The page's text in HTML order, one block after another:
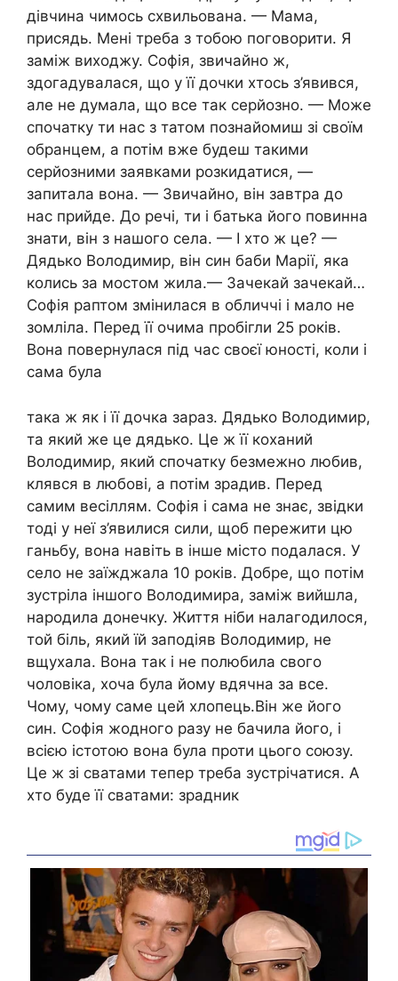
дівчина чимось схвильована. — Мама,
присядь. Мені треба з тобою поговорити. Я
заміж виходжу. Софія, звичайно ж,
здогадувалася, що у її дочки хтось з’явився,
але не думала, що все так серйозно. — Може
спочатку ти нас з татом познайомиш зі своїм
обранцем, а потім вже будеш такими
серйозними заявками розкидатися, —
запитала вона. — Звичайно, він завтра до
нас прийде. До речі, ти і батька його повинна
знати, він з нашого села. — І хто ж це? —
Дядько Володимир, він син баби Марії, яка
колись за мостом жила.— Зачекай зачекай…
Софія раптом змінилася в обличчі і мало не
зомліла. Перед її очима пробігли 25 років.
Вона повернулася під час своєї юності, коли і
сама була
така ж як і її дочка зараз. Дядько Володимир,
та який же це дядько. Це ж її коханий
Володимир, який спочатку безмежно любив,
клявся в любові, а потім зрадив. Перед
самим весіллям. Софія і сама не знає, звідки
тоді у неї з’явилися сили, щоб пережити цю
ганьбу, вона навіть в інше місто подалася. У
село не заїжджала 10 років. Добре, що потім
зустріла іншого Володимира, заміж вийшла,
народила донечку. Життя ніби налагодилося,
той біль, який їй заподіяв Володимир, не
вщухала. Вона так і не полюбила свого
чоловіка, хоча була йому вдячна за все.
Чому, чому саме цей хлопець.Він же його
син. Софія жодного разу не бачила його, і
всією істотою вона була проти цього союзу.
Це ж зі сватами тепер треба зустрічатися. А
хто буде її сватами: зрадник